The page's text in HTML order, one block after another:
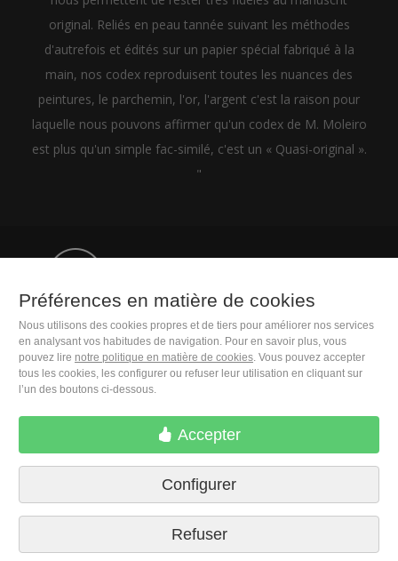
original. Reliés en peau tannée suivant les méthodes
d'autrefois et édités sur un papier spécial fabriqué à la
main, nos codex reproduisent toutes les nuances des
peintures, le parchemin, l'or, l'argent c'est la raison pour
laquelle nous pouvons affirmer qu'un codex de M. Moleiro
est plus qu'un simple fac-similé, c'est un « Quasi-original ».
"
M. Moleiro Editor, S.A.
Travesera de Gracia, 17
E08021 Barcelona (Spain)
Préférences en matière de cookies
Nous utilisons des cookies propres et de tiers pour améliorer nos services
en analysant vos habitudes de navigation. Pour en savoir plus, vous
pouvez lire notre politique en matière de cookies. Vous pouvez accepter
tous les cookies, les configurer ou refuser leur utilisation en cliquant sur
l’un des boutons ci-dessous.
Accepter
Configurer
Refuser